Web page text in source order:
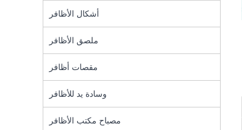
أشكال الأظافر
ملصق الأظافر
مقصات أظافر
وسادة يد للأظافر
مصباح مكتب الأظافر